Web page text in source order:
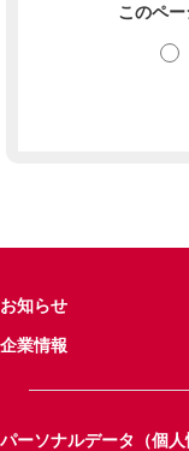
このペ
お知らせ
企業情報
パーソナルデータ（個